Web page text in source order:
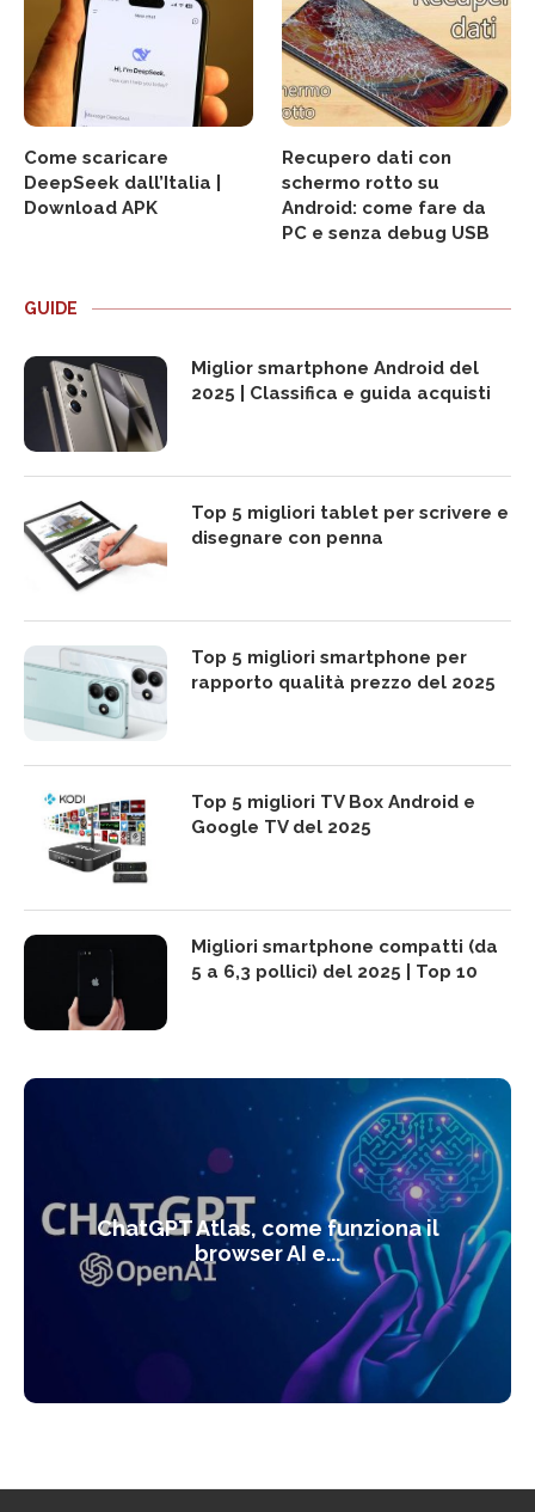
Come scaricare
DeepSeek dall’Italia |
Download APK
Recupero dati con
schermo rotto su
Android: come fare da
PC e senza debug USB
GUIDE
Miglior smartphone Android del
2025 | Classifica e guida acquisti
Top 5 migliori tablet per scrivere e
disegnare con penna
Top 5 migliori smartphone per
rapporto qualità prezzo del 2025
Top 5 migliori TV Box Android e
Google TV del 2025
Migliori smartphone compatti (da
5 a 6,3 pollici) del 2025 | Top 10
ChatGPT Atlas, come funziona il
browser AI e...